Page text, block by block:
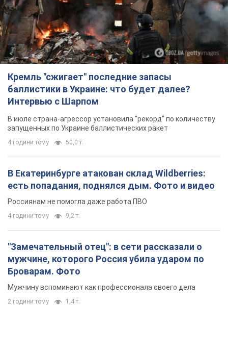
В июле страна-агрессор установила "рекорд" по количеству
запущенных по Украине баллистических ракет
4 години тому 50,0 т.
В Екатеринбурге атакован склад Wildberries:
есть попадания, поднялся дым. Фото и видео
Россиянам не помогла даже работа ПВО
4 години тому
"Замечательный отец": в сети рассказали о
мужчине, которого Россия убила ударом по
Броварам. Фото
Мужчину вспоминают как профессионала своего дела
2 години тому 1,4 т.